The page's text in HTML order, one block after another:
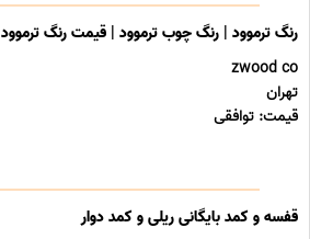
رنگ ترموود | رنگ چوب ترموود | قیمت رنگ ترموود
zwood co
تهران
قیمت: توافقی
قفسه و کمد بایگانی ریلی و کمد دوار